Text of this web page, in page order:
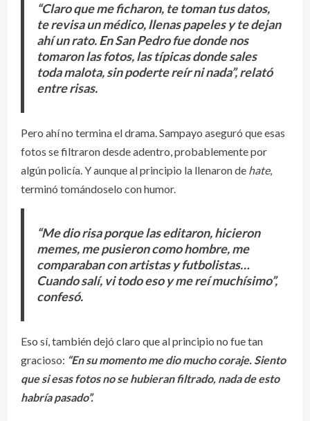
“Claro que me ficharon, te toman tus datos,
te revisa un médico, llenas papeles y te dejan
ahí un rato. En San Pedro fue donde nos
tomaron las fotos, las típicas donde sales
toda malota, sin poderte reír ni nada”, relató
entre risas.
Pero ahí no termina el drama. Sampayo aseguró que esas
fotos se filtraron desde adentro, probablemente por
algún policía. Y aunque al principio la llenaron de hate,
terminó tomándoselo con humor.
“Me dio risa porque las editaron, hicieron
memes, me pusieron como hombre, me
comparaban con artistas y futbolistas…
Cuando salí, vi todo eso y me reí muchísimo”,
confesó.
Eso sí, también dejó claro que al principio no fue tan
gracioso: “En su momento me dio mucho coraje. Siento
que si esas fotos no se hubieran filtrado, nada de esto
habría pasado”.